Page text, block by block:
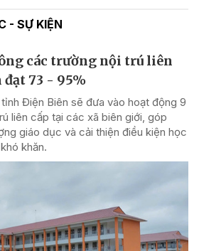
- SỰ KIỆN
các trường nội trú liên
73 - 95%
Điện Biên sẽ đưa vào hoạt động 9
liên cấp tại các xã biên giới, góp
giáo dục và cải thiện điều kiện học
khăn.